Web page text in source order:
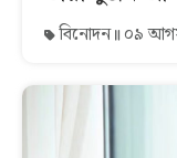
বিনোদন ০৯